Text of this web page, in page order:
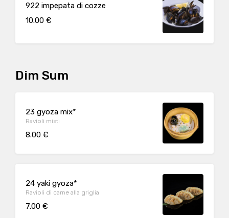
922 impepata di cozze
10.00 €
Dim Sum
23 gyoza mix*
Ravioli misti
8.00 €
24 yaki gyoza*
Ravioli di carne alla griglia
7.00 €